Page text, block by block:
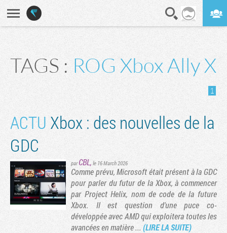
TAGS : ROG Xbox Ally X
1
ACTU Xbox : des nouvelles de la
GDC
parCBL, le 16 March 2026
Comme prévu, Microsoft était présent à la GDC
pour parler du futur de la Xbox, à commencer
par Project Helix, nom de code de la future
Xbox. Il est question d'une puce co-
développée avec AMD qui exploitera toutes les
avancées en matière ... (LIRE LA SUITE)